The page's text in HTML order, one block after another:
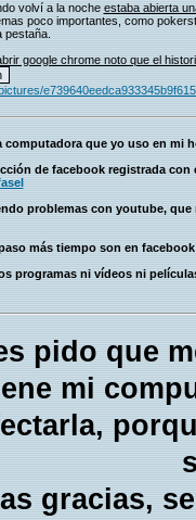
volví a la noche estaba abierta
poco importantes, como
pestaña.
google chrome noto que el
computadora que yo uso en mi
de facebook registrada
problemas con youtube,
más tiempo son en
programas ni vídeos ni
pido que
mi
gracias,